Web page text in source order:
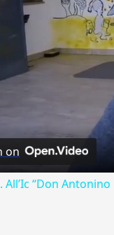
on
All’Ic “Don